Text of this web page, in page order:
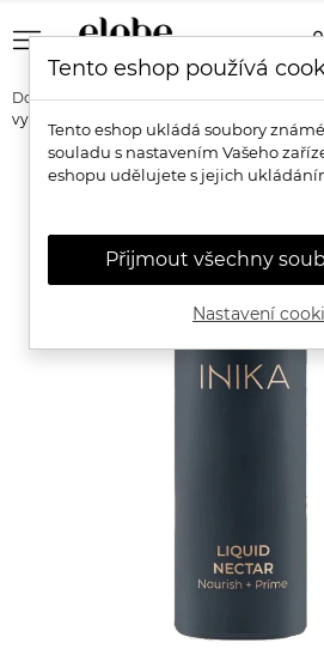
menu
Domů Značky Inika Organic
Inika
vyživující
Tento eshop používá
Tento eshop ukládá soubory
souladu s nastavením Vašeho
eshopu udělujete s jejich
Přijmout všechny
Nastavení